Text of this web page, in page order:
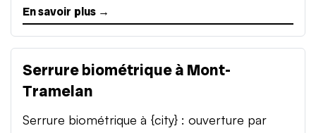
En savoir plus →
Serrure biométrique à Mont-
Tramelan
Serrure biométrique à {city} : ouverture par